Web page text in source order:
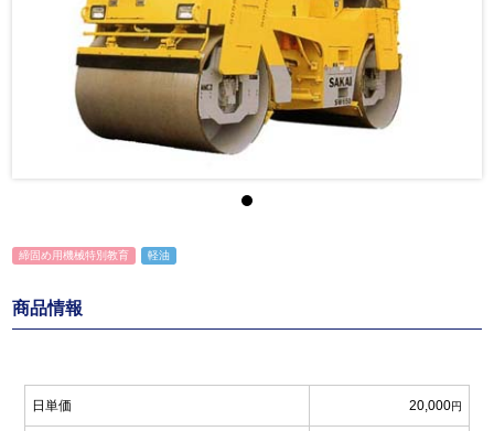
締固め用機械特別教育 軽油
商品情報
日単価 20,000円